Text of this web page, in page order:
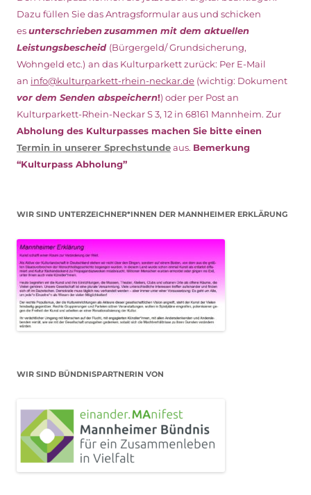
Dazu füllen Sie das Antragsformular aus und schicken
esunterschriebenzusammen mit dem aktuellen
Leistungsbescheid (Bürgergeld/ Grundsicherung,
Wohngeld etc.) an das Kulturparkett zurück: Per E-Mail
an info@kulturparkett-rhein-neckar.de (wichtig: Dokument
vor dem Senden abspeichern!) oder per Post an
Kulturparkett-Rhein-Neckar S 3, 12 in 68161 Mannheim. Zur
Abholung des Kulturpasses machen Sie bitte einen
Termin in unserer Sprechstundeaus. Bemerkung
“Kulturpass Abholung”
WIR SIND UNTERZEICHNER*INNEN DER MANNHEIMER ERKLÄRUNG
WIR SIND BÜNDNISPARTNERIN VON